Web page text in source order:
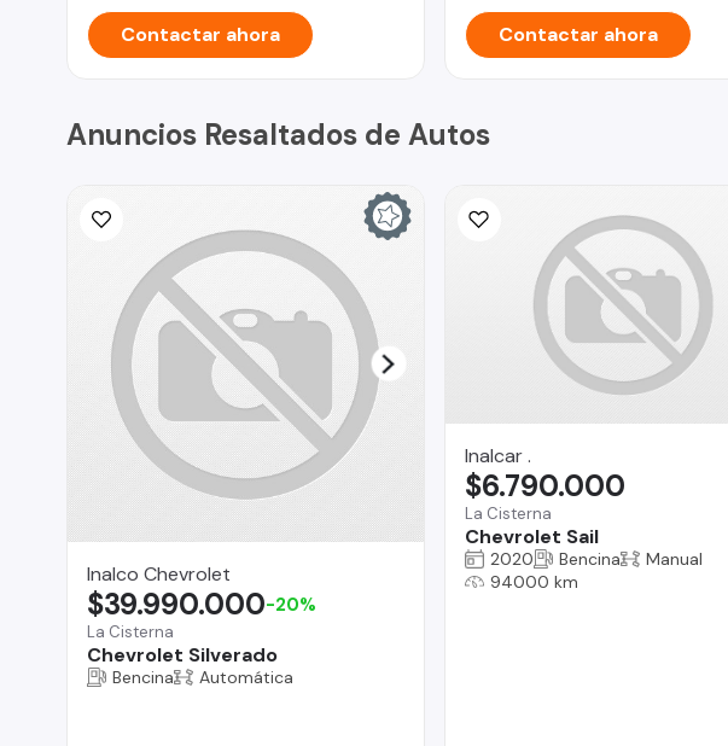
Contactar ahora Contactar ahora
Anuncios Resaltados de Autos
Inalco Chevrolet
La Cisterna
Chevrolet Silverado
$39.990.000-20%
Bencina Automática
Inalcar .
La Cisterna
Chevrolet Sail
$6.790.000
2020 Bencina
Manual
94000 km